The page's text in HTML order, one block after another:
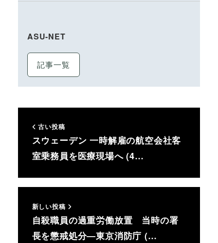
ASU-NET
記事一覧
古い投稿
スウェーデン 一時解雇の航空会社客
室乗務員を医療現場へ (4…
新しい投稿
自殺職員の過重労働放置 当時の署
長を懲戒処分―東京消防庁 (…